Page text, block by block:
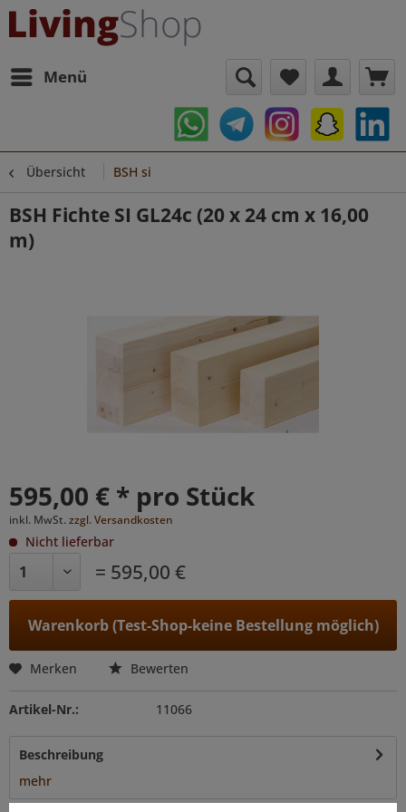
Menü
Übersicht BSH si
BSH Fichte SI GL24c (20 x 24 cm x 16,00
m)
595,00 € * pro Stück
inkl. MwSt. zzgl. Versandkosten
Nicht lieferbar
= 595,00 €
Warenkorb (Test-Shop-keine Bestellung möglich)
Merken Bewerten
Artikel-Nr.: 11066
Beschreibung
mehr